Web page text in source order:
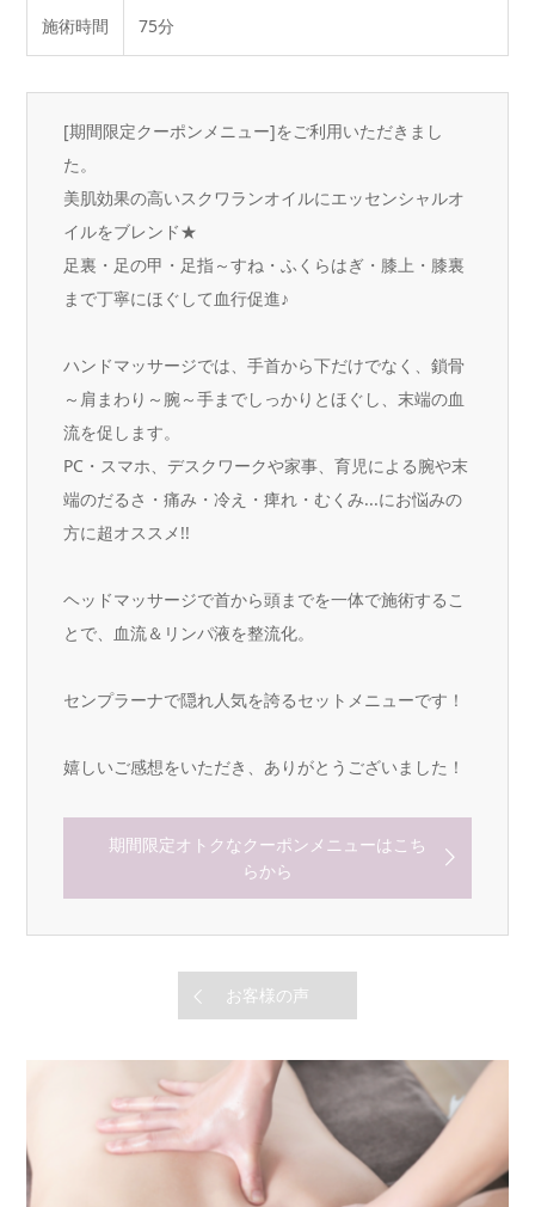
施術時間 75分
[期間限定クーポンメニュー]をご利用いただきまし
た。
美肌効果の高いスクワランオイルにエッセンシャルオ
イルをブレンド★
足裏・足の甲・足指～すね・ふくらはぎ・膝上・膝裏
まで丁寧にほぐして血行促進♪
ハンドマッサージでは、手首から下だけでなく、鎖骨
～肩まわり～腕～手までしっかりとほぐし、末端の血
流を促します。
PC・スマホ、デスクワークや家事、育児による腕や末
端のだるさ・痛み・冷え・痺れ・むくみ...にお悩みの
方に超オススメ!!
ヘッドマッサージで首から頭までを一体で施術するこ
とで、血流＆リンパ液を整流化。
センプラーナで隠れ人気を誇るセットメニューです！
嬉しいご感想をいただき、ありがとうございました！
期間限定オトクなクーポンメニューはこち
らから
お客様の声